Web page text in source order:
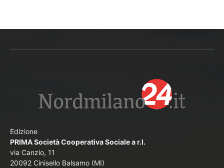
Edizione
PRIMA Società Cooperativa Sociale a r.l.
via Canzio, 11
20092 Cinisello Balsamo (MI)